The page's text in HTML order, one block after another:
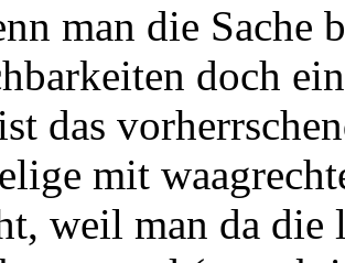
man die Sache
doch
das
mit
weil man da die